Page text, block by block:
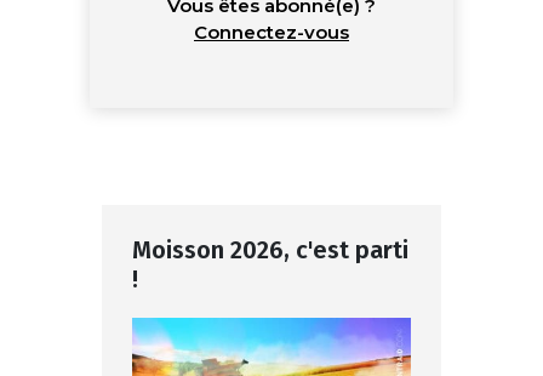
Vous êtes abonné(e) ?
Connectez-vous
Moisson 2026, c'est parti
!